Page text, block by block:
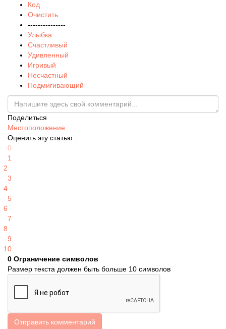
Код
Очистить
---------------
Улыбка
Счастливый
Удивленный
Игривый
Несчастный
Подмигивающий
Поделиться
Местоположение
Оценить эту статью :
0
1
2
3
4
5
6
7
8
9
10
0 Ограничение символов
Размер текста должен быть больше 10 символов
Отправить комментарий